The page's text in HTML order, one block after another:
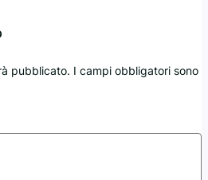
pubblicato. I campi obbligatori sono